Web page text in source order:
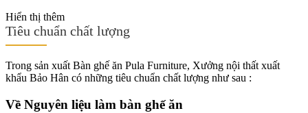
Hiển thị thêm
Tiêu chuẩn chất lượng
Trong sản xuất Bàn ghế ăn Pula Furniture, Xưởng nội thất xuất
khẩu Bảo Hân có những tiêu chuẩn chất lượng như sau :
Về Nguyên liệu làm bàn ghế ăn